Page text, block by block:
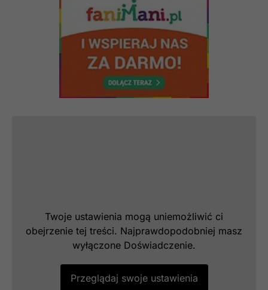
Twoje ustawienia mogą uniemożliwić ci
obejrzenie tej treści. Najprawdopodobniej masz
wyłączone Doświadczenie.
Przeglądaj swoje ustawienia